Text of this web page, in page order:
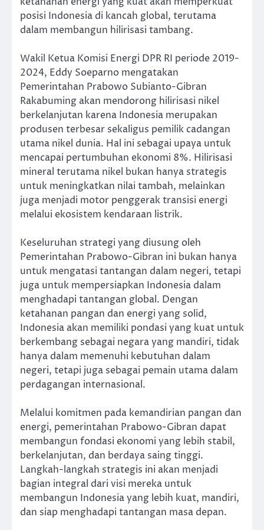
posisi Indonesia di kancah global, terutama
dalam membangun hilirisasi tambang.
Wakil Ketua Komisi Energi DPR RI periode 2019-
2024, Eddy Soeparno mengatakan
Pemerintahan Prabowo Subianto-Gibran
Rakabuming akan mendorong hilirisasi nikel
berkelanjutan karena Indonesia merupakan
produsen terbesar sekaligus pemilik cadangan
utama nikel dunia. Hal ini sebagai upaya untuk
mencapai pertumbuhan ekonomi 8%. Hilirisasi
mineral terutama nikel bukan hanya strategis
untuk meningkatkan nilai tambah, melainkan
juga menjadi motor penggerak transisi energi
melalui ekosistem kendaraan listrik.
Keseluruhan strategi yang diusung oleh
Pemerintahan Prabowo-Gibran ini bukan hanya
untuk mengatasi tantangan dalam negeri, tetapi
juga untuk mempersiapkan Indonesia dalam
menghadapi tantangan global. Dengan
ketahanan pangan dan energi yang solid,
Indonesia akan memiliki pondasi yang kuat untuk
berkembang sebagai negara yang mandiri, tidak
hanya dalam memenuhi kebutuhan dalam
negeri, tetapi juga sebagai pemain utama dalam
perdagangan internasional.
Melalui komitmen pada kemandirian pangan dan
energi, pemerintahan Prabowo-Gibran dapat
membangun fondasi ekonomi yang lebih stabil,
berkelanjutan, dan berdaya saing tinggi.
Langkah-langkah strategis ini akan menjadi
bagian integral dari visi mereka untuk
membangun Indonesia yang lebih kuat, mandiri,
dan siap menghadapi tantangan masa depan.